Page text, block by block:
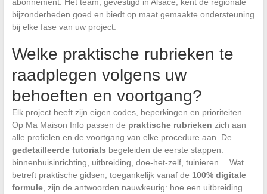
bijzonderheden goed en biedt op maat gemaakte ondersteuning
bij elke fase van uw project.
Welke praktische rubrieken te
raadplegen volgens uw
behoeften en voortgang?
Elk project heeft zijn eigen codes, beperkingen en prioriteiten.
Op Ma Maison Info passen de praktische rubrieken zich aan
alle profielen en de voortgang van elke procedure aan. De
gedetailleerde tutorials begeleiden de eerste stappen:
binnenhuisinrichting, uitbreiding, doe-het-zelf, tuinieren… Wat
betreft praktische gidsen, toegankelijk vanaf de 100% digitale
formule, zijn de antwoorden nauwkeurig: hoe een uitbreiding